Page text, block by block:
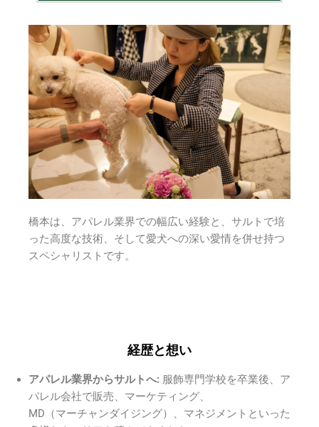
橋本は、アパレル業界での幅広い経験と、サルトで培
った高度な技術、そして愛犬への深い愛情を併せ持つ
スペシャリストです。
経歴と想い
アパレル業界からサルトへ: 服飾専門学校を卒業後、ア
パレル会社で販売、マーケティング、
MD（マーチャンダイジング）、マネジメントといった